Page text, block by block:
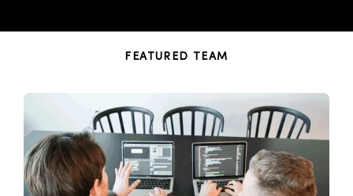
FEATURED TEAM